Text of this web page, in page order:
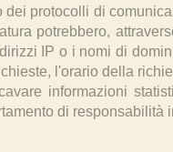
protocolli di
potrebbero,
IP o i nomi di
l'orario della
informazioni
di